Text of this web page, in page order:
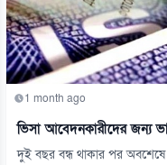
1 month ago
ভিসা আবেদনকারীদের জন্য
দুই বছর বন্ধ থাকার পর অবশেষে